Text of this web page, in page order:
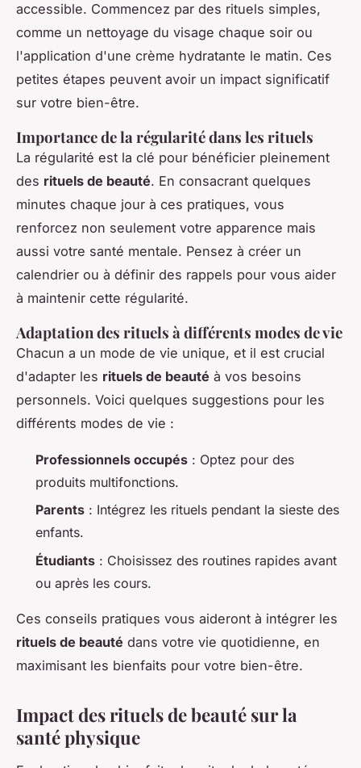
accessible. Commencez par des rituels simples,
comme un nettoyage du visage chaque soir ou
l'application d'une crème hydratante le matin. Ces
petites étapes peuvent avoir un impact significatif
sur votre bien-être.
Importance de la régularité dans les rituels
La régularité est la clé pour bénéficier pleinement
des rituels de beauté. En consacrant quelques
minutes chaque jour à ces pratiques, vous
renforcez non seulement votre apparence mais
aussi votre santé mentale. Pensez à créer un
calendrier ou à définir des rappels pour vous aider
à maintenir cette régularité.
Adaptation des rituels à différents modes de vie
Chacun a un mode de vie unique, et il est crucial
d'adapter les rituels de beauté à vos besoins
personnels. Voici quelques suggestions pour les
différents modes de vie :
Professionnels occupés : Optez pour des
produits multifonctions.
Parents : Intégrez les rituels pendant la sieste des
enfants.
Étudiants : Choisissez des routines rapides avant
ou après les cours.
Ces conseils pratiques vous aideront à intégrer les
rituels de beauté dans votre vie quotidienne, en
maximisant les bienfaits pour votre bien-être.
Impact des rituels de beauté sur la
santé physique